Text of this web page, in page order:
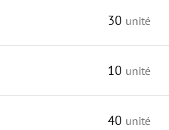
30 unité
10 unité
40 unité